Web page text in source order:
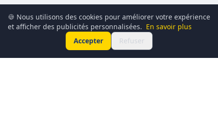
🍪 Nous utilisons des cookies pour améliorer votre expérience
et afficher des publicités personnalisées. En savoir plus
Accepter
Refuser